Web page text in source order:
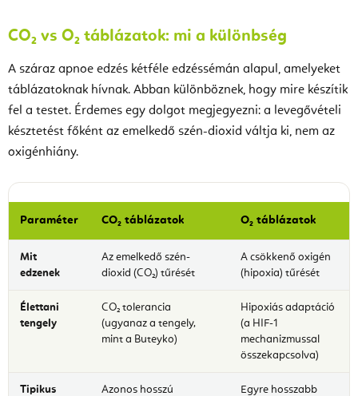
CO₂ vs O₂ táblázatok: mi a különbség
A száraz apnoe edzés kétféle edzéssémán alapul, amelyeket
táblázatoknak hívnak. Abban különböznek, hogy mire készítik
fel a testet. Érdemes egy dolgot megjegyezni: a levegővételi
késztetést főként az emelkedő szén-dioxid váltja ki, nem az
oxigénhiány.
Paraméter CO₂ táblázatok O₂ táblázatok
Mit
edzenek
Az emelkedő szén-
dioxid (CO₂) tűrését
A csökkenő oxigén
(hipoxia) tűrését
Élettani
tengely
CO₂ tolerancia
(ugyanaz a tengely,
mint a Buteyko)
Hipoxiás adaptáció
(a HIF-1
mechanizmussal
összekapcsolva)
Tipikus
Azonos hosszú
Egyre hosszabb